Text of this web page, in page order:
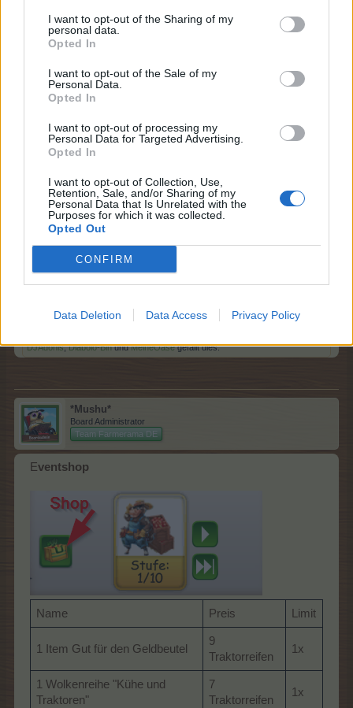
I want to opt-out of the Sharing of my
personal data.
Opted In
I want to opt-out of the Sale of my
Personal Data.
Opted In
I want to opt-out of processing my
Personal Data for Targeted Advertising.
Opted In
I want to opt-out of Collection, Use,
Retention, Sale, and/or Sharing of my
Personal Data that Is Unrelated with the
Purposes for which it was collected.
Opted Out
CONFIRM
Data Deletion Data Access Privacy Policy
Spielfeldern
Wird beim Kauf
Quest
zwar keinen neuen Traktor gefunden, aber sie hatte
trotzdem viel Spaß. „Tja, die Farm könnte einen zweiten
Traktor gebrauchen, und vielleicht habe ich diesmal mehr
DJAdonis,Diabolo-BlnundMeineOasegefällt dies.
*Mushu*
Board Administrator
Team Farmerama DE
Eventshop
Name Preis Limit
1 Item Gut für den Geldbeutel
9
Traktorreifen
1x
1 Wolkenreihe "Kühe und
Traktoren"
7
Traktorreifen
1x